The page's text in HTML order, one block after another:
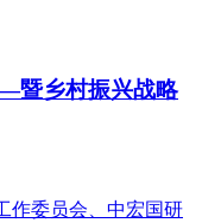
暨乡村振兴战略
作委员会、中宏国研